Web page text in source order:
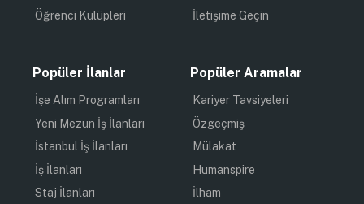
Öğrenci Kulüpleri
İletişime Geçin
Popüler İlanlar
İşe Alım Programları
Yeni Mezun İş İlanları
İstanbul İş İlanları
İş İlanları
Staj İlanları
Popüler Aramalar
Kariyer Tavsiyeleri
Özgeçmiş
Mülakat
Humanspire
İlham